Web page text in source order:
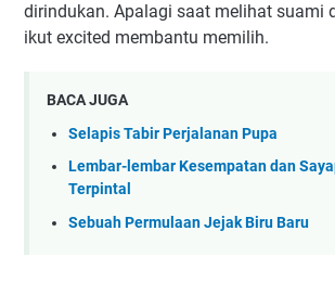
dirindukan. Apalagi saat melihat suami
ikut excited membantu memilih.
BACA JUGA
Selapis Tabir Perjalanan Pupa
Lembar-lembar Kesempatan dan
Terpintal
Sebuah Permulaan Jejak Biru Baru